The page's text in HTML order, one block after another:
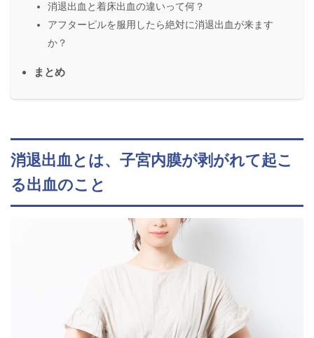
消退出血と着床出血の違いって何？
アフターピルを服用したら絶対に消退出血が来ます
か？
まとめ
消退出血とは、子宮内膜が剥がれて起こ
る出血のこと